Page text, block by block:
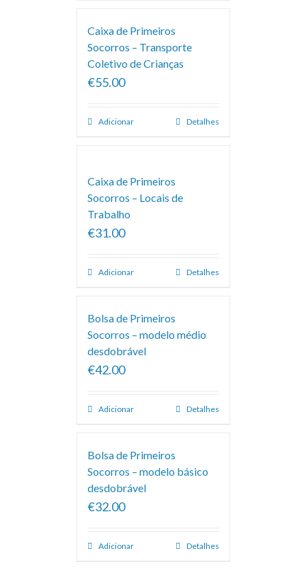
Caixa de Primeiros
Socorros – Transporte
Coletivo de Crianças
€55.00
Adicionar Detalhes
Caixa de Primeiros
Socorros – Locais de
Trabalho
€31.00
Adicionar Detalhes
Bolsa de Primeiros
Socorros – modelo médio
desdobrável
€42.00
Adicionar Detalhes
Bolsa de Primeiros
Socorros – modelo básico
desdobrável
€32.00
Adicionar Detalhes